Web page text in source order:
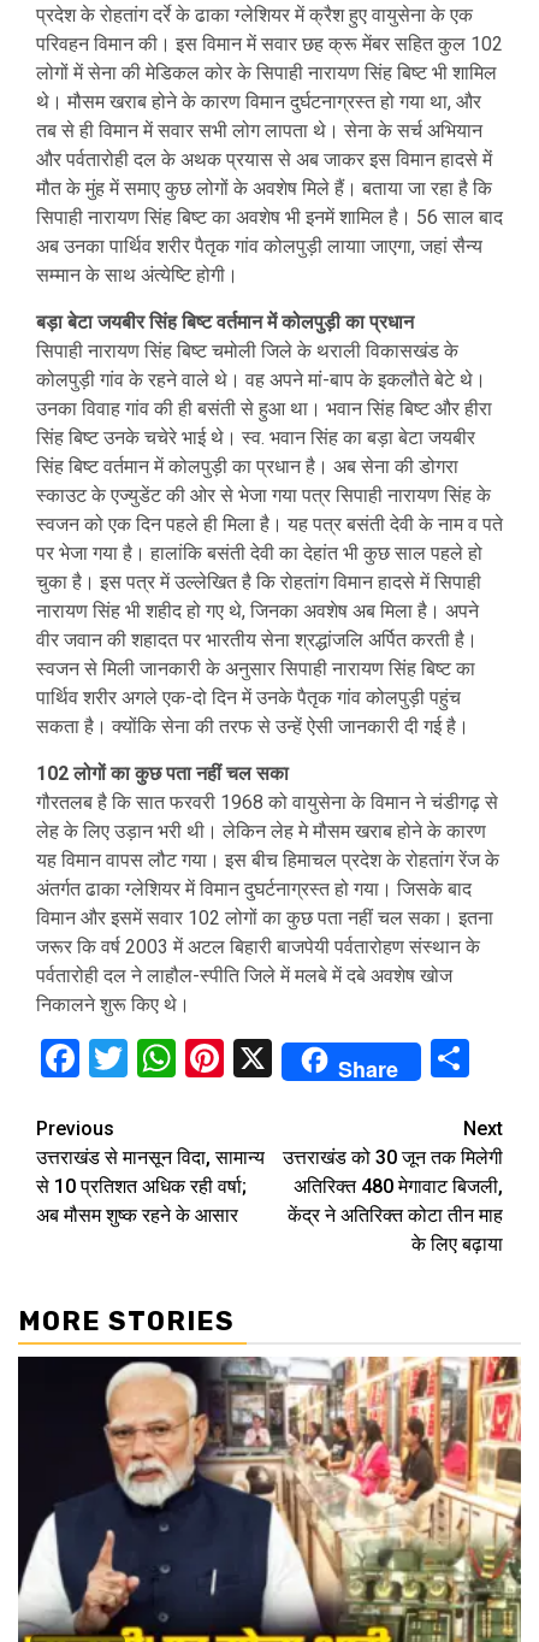
प्रदेश के रोहतांग दर्रे के ढाका ग्लेशियर में क्रैश हुए वायुसेना के एक
परिवहन विमान की। इस विमान में सवार छह क्रू मेंबर सहित कुल 102
लोगों में सेना की मेडिकल कोर के सिपाही नारायण सिंह बिष्ट भी शामिल
थे। मौसम खराब होने के कारण विमान दुर्घटनाग्रस्त हो गया था, और
तब से ही विमान में सवार सभी लोग लापता थे। सेना के सर्च अभियान
और पर्वतारोही दल के अथक प्रयास से अब जाकर इस विमान हादसे में
मौत के मुंह में समाए कुछ लोगों के अवशेष मिले हैं। बताया जा रहा है कि
सिपाही नारायण सिंह बिष्ट का अवशेष भी इनमें शामिल है। 56 साल बाद
अब उनका पार्थिव शरीर पैतृक गांव कोलपुड़ी लायाा जाएगा, जहां सैन्य
सम्मान के साथ अंत्येष्टि होगी।
बड़ा बेटा जयबीर सिंह बिष्ट वर्तमान में कोलपुड़ी का प्रधान
सिपाही नारायण सिंह बिष्ट चमोली जिले के थराली विकासखंड के
कोलपुड़ी गांव के रहने वाले थे। वह अपने मां-बाप के इकलौते बेटे थे।
उनका विवाह गांव की ही बसंती से हुआ था। भवान सिंह बिष्ट और हीरा
सिंह बिष्ट उनके चचेरे भाई थे। स्व. भवान सिंह का बड़ा बेटा जयबीर
सिंह बिष्ट वर्तमान में कोलपुड़ी का प्रधान है। अब सेना की डोगरा
स्काउट के एज्युडेंट की ओर से भेजा गया पत्र सिपाही नारायण सिंह के
स्वजन को एक दिन पहले ही मिला है। यह पत्र बसंती देवी के नाम व पते
पर भेजा गया है। हालांकि बसंती देवी का देहांत भी कुछ साल पहले हो
चुका है। इस पत्र में उल्लेखित है कि रोहतांग विमान हादसे में सिपाही
नारायण सिंह भी शहीद हो गए थे, जिनका अवशेष अब मिला है। अपने
वीर जवान की शहादत पर भारतीय सेना श्रद्धांजलि अर्पित करती है।
स्वजन से मिली जानकारी के अनुसार सिपाही नारायण सिंह बिष्ट का
पार्थिव शरीर अगले एक-दो दिन में उनके पैतृक गांव कोलपुड़ी पहुंच
सकता है। क्योंकि सेना की तरफ से उन्हें ऐसी जानकारी दी गई है।
102 लोगों का कुछ पता नहीं चल सका
गौरतलब है कि सात फरवरी 1968 को वायुसेना के विमान ने चंडीगढ़ से
लेह के लिए उड़ान भरी थी। लेकिन लेह मे मौसम खराब होने के कारण
यह विमान वापस लौट गया। इस बीच हिमाचल प्रदेश के रोहतांग रेंज के
अंतर्गत ढाका ग्लेशियर में विमान दुघर्टनाग्रस्त हो गया। जिसके बाद
विमान और इसमें सवार 102 लोगों का कुछ पता नहीं चल सका। इतना
जरूर कि वर्ष 2003 में अटल बिहारी बाजपेयी पर्वतारोहण संस्थान के
पर्वतारोही दल ने लाहौल-स्पीति जिले में मलबे में दबे अवशेष खोज
निकालने शुरू किए थे।
Facebook
Twitter
WhatsApp
Pinterest
X Share
Continue
Reading
Previous
उत्तराखंड से मानसून विदा, सामान्य
से 10 प्रतिशत अधिक रही वर्षा;
अब मौसम शुष्क रहने के आसार
Next
उत्तराखंड को 30 जून तक मिलेगी
अतिरिक्त 480 मेगावाट बिजली,
केंद्र ने अतिरिक्त कोटा तीन माह
के लिए बढ़ाया
MORE STORIES